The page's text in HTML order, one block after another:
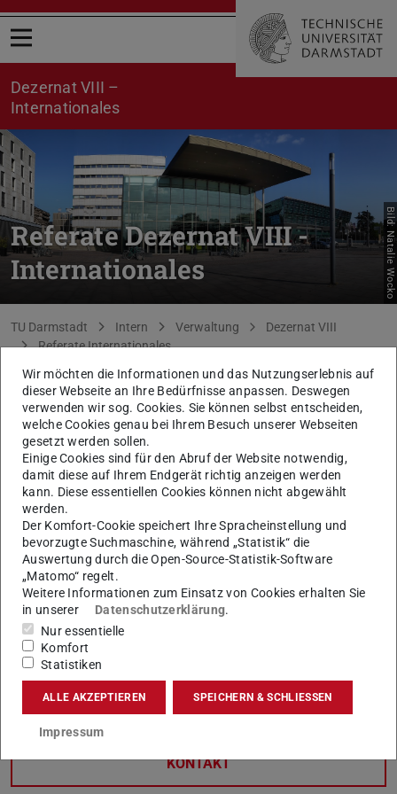
Menü öffnen
Dezernat VIII –
Internationales
Referate Dezernat VIII -
Internationales
Bild: Natalie Wocko
Sie befinden sich hier:
TU Darmstadt Intern Verwaltung
Dezernat VIII
Referate Internationales
zurück zur Liste
Stipendien für mehr
Chancengerechtigkeit (STIBET I)
Das Referat International Student Servicesdes
Dezernats Internationales vergibt Stipendien an
internationale Studierende, die finanzielle Schwierigkeiten
haben und besondere Herausforderungen meistern
müssen, wie z. B. als erstes in deiner Familie studieren,
eine Behinderung oder chronische Erkrankung haben, mit
ihrer Geschlechtsidentität kämpfen oder für Angehörige
sorgen.
Stipendien für mehr Chancengerechtigkeit
KONTAKT
Wir möchten die Informationen und das Nutzungserlebnis auf
dieser Webseite an Ihre Bedürfnisse anpassen. Deswegen
verwenden wir sog. Cookies. Sie können selbst entscheiden,
welche Cookies genau bei Ihrem Besuch unserer Webseiten
gesetzt werden sollen.
Einige Cookies sind für den Abruf der Website notwendig,
damit diese auf Ihrem Endgerät richtig anzeigen werden
kann. Diese essentiellen Cookies können nicht abgewählt
werden.
Der Komfort-Cookie speichert Ihre Spracheinstellung und
bevorzugte Suchmaschine, während „Statistik“ die
Auswertung durch die Open-Source-Statistik-Software
„Matomo“ regelt.
Weitere Informationen zum Einsatz von Cookies erhalten Sie
in unserer
Datenschutzerklärung.
Nur essentielle
Komfort
Statistiken
ALLE AKZEPTIEREN SPEICHERN & SCHLIESSEN
Impressum